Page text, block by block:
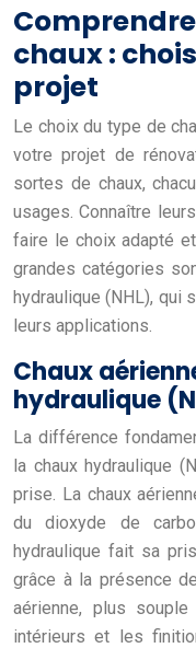
chaux :
projet
Le choix du type de
votre projet de
sortes de chaux,
usages. Connaître
faire le choix adapté
grandes catégories
hydraulique (NHL), qui
leurs applications.
Chaux
hydraulique
La différence
la chaux hydraulique
prise. La chaux
du dioxyde de
hydraulique fait sa
grâce à la présence
aérienne, plus
intérieurs et les